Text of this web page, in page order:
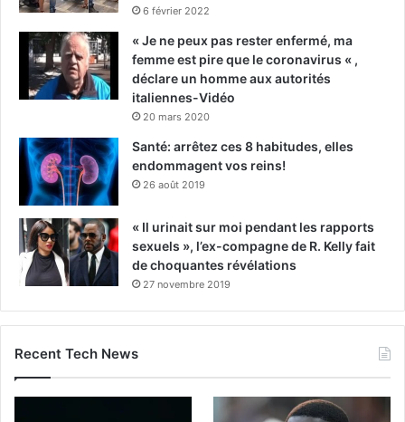
6 février 2022
« Je ne peux pas rester enfermé, ma
femme est pire que le coronavirus « ,
déclare un homme aux autorités
italiennes-Vidéo
20 mars 2020
Santé: arrêtez ces 8 habitudes, elles
endommagent vos reins!
26 août 2019
« Il urinait sur moi pendant les rapports
sexuels », l’ex-compagne de R. Kelly fait
de choquantes révélations
27 novembre 2019
Recent Tech News